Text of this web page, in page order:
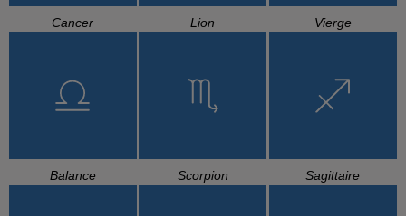
Cancer Lion Vierge
Balance Scorpion Sagittaire